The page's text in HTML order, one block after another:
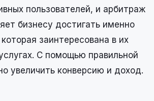
пользователей, и арбитраж
бизнесу достигать именно
заинтересована в их
С помощью правильной
увеличить конверсию и доход.